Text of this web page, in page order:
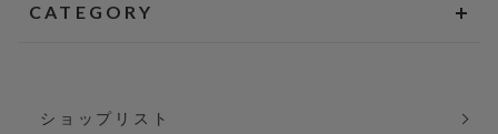
CATEGORY
ショップリスト